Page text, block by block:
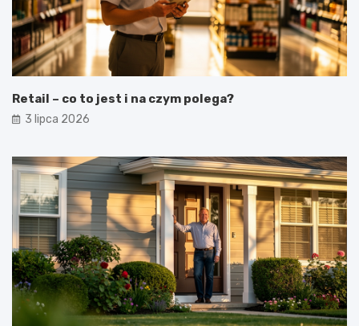
Retail – co to jest i na czym polega?
3 lipca 2026